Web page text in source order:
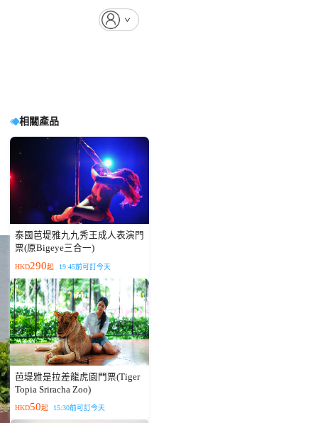
相關產品
泰國芭堤雅九九秀王成人表演門
票(原Bigeye三合一)
HKD290起 19:45前可訂今天
芭堤雅是拉差龍虎園門票(Tiger
Topia Sriracha Zoo)
HKD50起 15:30前可訂今天